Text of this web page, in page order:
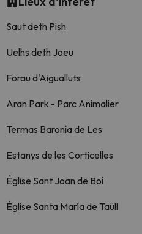
Saut deth Pish
Uelhs deth Joeu
Forau d'Aigualluts
Aran Park - Parc Animalier
Termas Baronía de Les
Estanys de les Corticelles
Église Sant Joan de Boí
Église Santa María de Taüll